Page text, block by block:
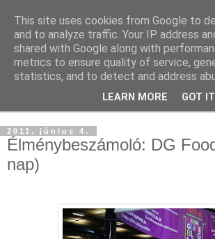
2011. június 4.
Élménybeszámoló: DG
nap)
This site uses cookies from Google to
and to analyze traffic. Your IP address
shared with Google along with
metrics to ensure quality of service,
statistics, and to detect and address
LEARN MORE GOT IT